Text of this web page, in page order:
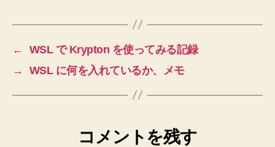
←
WSL で Krypton を使ってみる記録
→
WSL に何を入れているか、メモ
コメントを残す